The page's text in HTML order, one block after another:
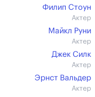
Филип Стоун
Актер
Майкл Руни
Актер
Джек Силк
Актер
Эрнст Вальдер
Актер